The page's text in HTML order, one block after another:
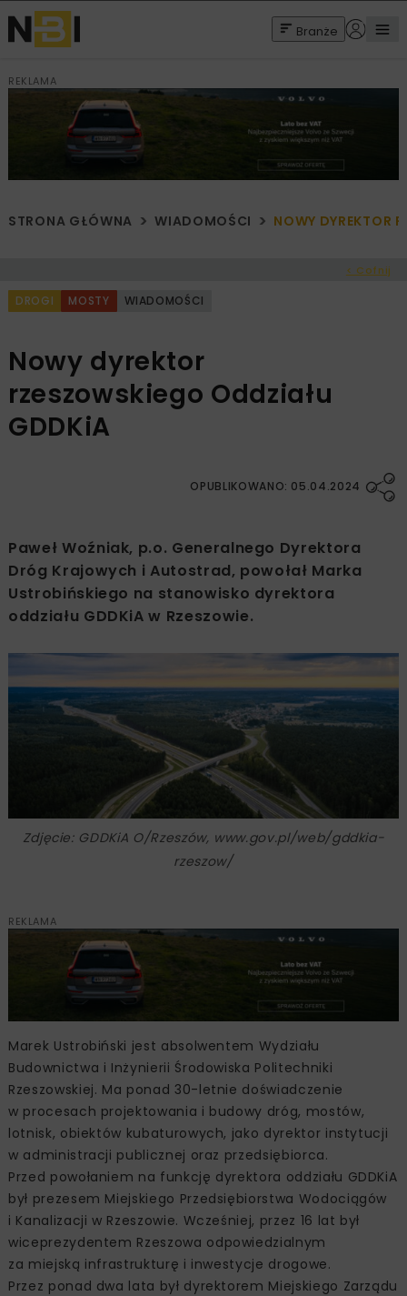
Branże
REKLAMA
STRONA GŁÓWNA WIADOMOŚCI NOWY DYREKTOR
< Cofnij
DROGI MOSTY WIADOMOŚCI
Nowy dyrektor
rzeszowskiego Oddziału
GDDKiA
OPUBLIKOWANO: 05.04.2024
Paweł Woźniak, p.o. Generalnego Dyrektora
Dróg Krajowych i Autostrad, powołał Marka
Ustrobińskiego na stanowisko dyrektora
oddziału GDDKiA w Rzeszowie.
Zdjęcie: GDDKiA O/Rzeszów, www.gov.pl/web/gddkia-
rzeszow/
REKLAMA
Marek Ustrobiński jest absolwentem Wydziału
Budownictwa i Inżynierii Środowiska Politechniki
Rzeszowskiej. Ma ponad 30-letnie doświadczenie
w procesach projektowania i budowy dróg, mostów,
lotnisk, obiektów kubaturowych, jako dyrektor instytucji
w administracji publicznej oraz przedsiębiorca.
Przed powołaniem na funkcję dyrektora oddziału GDDKiA
był prezesem Miejskiego Przedsiębiorstwa Wodociągów
i Kanalizacji w Rzeszowie. Wcześniej, przez 16 lat był
wiceprezydentem Rzeszowa odpowiedzialnym
za miejską infrastrukturę i inwestycje drogowe.
Przez ponad dwa lata był dyrektorem Miejskiego Zarządu